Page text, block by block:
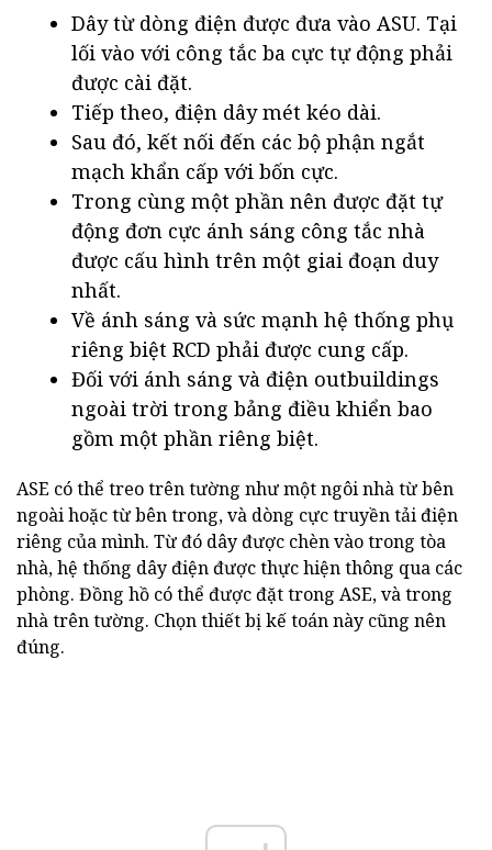
Dây từ dòng điện được đưa vào ASU. Tại
lối vào với công tắc ba cực tự động phải
được cài đặt.
Tiếp theo, điện dây mét kéo dài.
Sau đó, kết nối đến các bộ phận ngắt
mạch khẩn cấp với bốn cực.
Trong cùng một phần nên được đặt tự
động đơn cực ánh sáng công tắc nhà
được cấu hình trên một giai đoạn duy
nhất.
Về ánh sáng và sức mạnh hệ thống phụ
riêng biệt RCD phải được cung cấp.
Đối với ánh sáng và điện outbuildings
ngoài trời trong bảng điều khiển bao
gồm một phần riêng biệt.
ASE có thể treo trên tường như một ngôi nhà từ bên
ngoài hoặc từ bên trong, và dòng cực truyền tải điện
riêng của mình. Từ đó dây được chèn vào trong tòa
nhà, hệ thống dây điện được thực hiện thông qua các
phòng. Đồng hồ có thể được đặt trong ASE, và trong
nhà trên tường. Chọn thiết bị kế toán này cũng nên
đúng.